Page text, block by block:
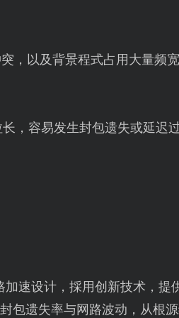
，以及背景程式占用大量频
，容易发生封包遗失或延迟
速设计，採用创新技术，提
包遗失率与网路波动，从根